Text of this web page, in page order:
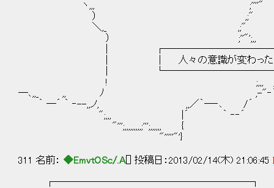
ヽ,,, ;''''"
） ,;" .,,-
＼,_ ,;"
） ;''"';,,
|
| │ 人々の意識が変わったことで、音
|
! ;,,, ,i´ ~｀
―､,,_ ,, ﾉ ,-"‐´
｀ ―´ ｀ ‐--,,ノ, ,,／｀―‐､ /´
";,,, |´ ｀ ‐‐´
"''';,,,,,,,,,;''';,,,,,, {
"'''''"'}
311 名前： ◆EmvtOSc/.A[] 投稿日：2013/02/14(木) 21:06:45
┌────────────────────┐